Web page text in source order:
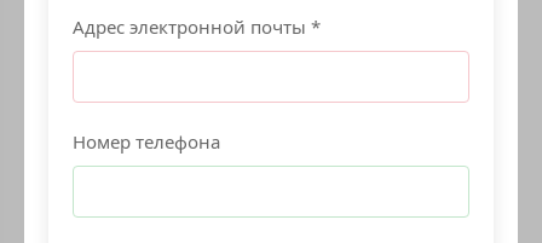
Адрес электронной почты *
Номер телефона